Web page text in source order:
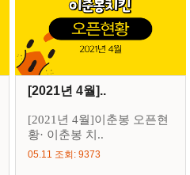
[2021년 4월]..
[2021년 4월]이춘봉 오픈현
황· 이춘봉 치..
05.11 조회: 9373